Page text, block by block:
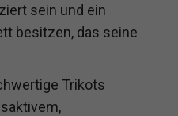
sein und ein
besitzen, das seine
Trikots